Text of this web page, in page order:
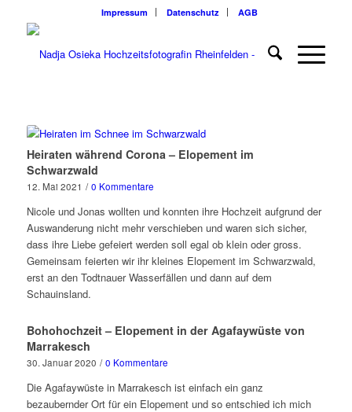
Impressum Datenschutz AGB
Heiraten während Corona – Elopement im
Schwarzwald
12. Mai 2021 / 0 Kommentare
Nicole und Jonas wollten und konnten ihre Hochzeit aufgrund der
Auswanderung nicht mehr verschieben und waren sich sicher,
dass ihre Liebe gefeiert werden soll egal ob klein oder gross.
Gemeinsam feierten wir ihr kleines Elopement im Schwarzwald,
erst an den Todtnauer Wasserfällen und dann auf dem
Schauinsland.
Bohohochzeit – Elopement in der Agafaywüste von
Marrakesch
30. Januar 2020 / 0 Kommentare
Die Agafaywüste in Marrakesch ist einfach ein ganz
bezaubernder Ort für ein Elopement und so entschied ich mich